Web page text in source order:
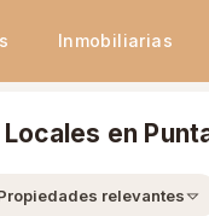
Inmobiliarias
en
relevantes